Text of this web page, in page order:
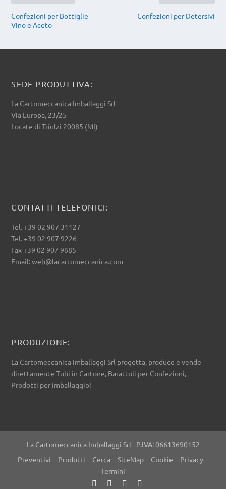
Confezioni per Bottiglie
Vino e Aceto
Confezioni per Detersivi
SEDE PRODUTTIVA:
La Cartomeccanica Imballaggi Srl
Via Europa, 23/25
Locate di Triulzi 20085 (MI)
CONTATTI TELEFONICI:
Tel. +39 02 907 31127
Tel. +39 02 907 9226
Fax +39 02 907 9685
Email: web@lacartomeccanica.com
PRODUZIONE:
La Cartomeccanica Imballaggi Srl progetta, produce e vende
direttamente Tubi in Cartone, Barattoli per Confezioni,
Prodotti per Imballaggio!
La Cartomeccanica Imballaggi Srl - P.IVA: 06613690152
Preventivi
Prodotti Cerca SiteMap Cookie
Privacy
Termini